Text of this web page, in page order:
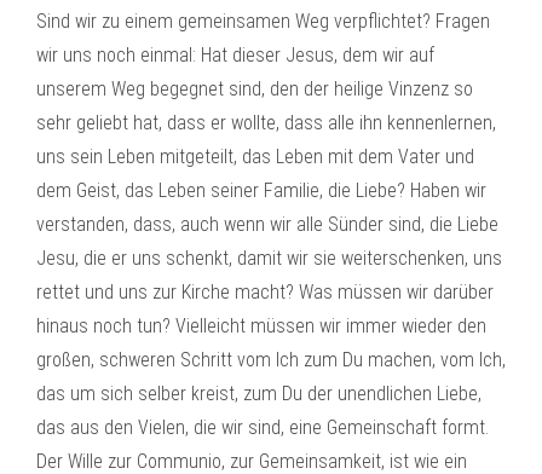
Sind wir zu einem gemeinsamen Weg verpflichtet? Fragen
wir uns noch einmal: Hat dieser Jesus, dem wir auf
unserem Weg begegnet sind, den der heilige Vinzenz so
sehr geliebt hat, dass er wollte, dass alle ihn kennenlernen,
uns sein Leben mitgeteilt, das Leben mit dem Vater und
dem Geist, das Leben seiner Familie, die Liebe? Haben wir
verstanden, dass, auch wenn wir alle Sünder sind, die Liebe
Jesu, die er uns schenkt, damit wir sie weiterschenken, uns
rettet und uns zur Kirche macht? Was müssen wir darüber
hinaus noch tun? Vielleicht müssen wir immer wieder den
großen, schweren Schritt vom Ich zum Du machen, vom Ich,
das um sich selber kreist, zum Du der unendlichen Liebe,
das aus den Vielen, die wir sind, eine Gemeinschaft formt.
Der Wille zur Communio, zur Gemeinsamkeit, ist wie ein